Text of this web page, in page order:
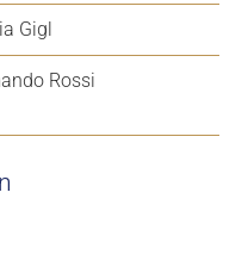
Gigl
Rossi